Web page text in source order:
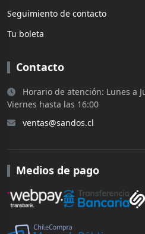
Seguimiento de contacto
Tu boleta
Contacto
Horario de atención: Lunes a
Viernes hasta las 16:00
ventas@sandos.cl
Medios de pago